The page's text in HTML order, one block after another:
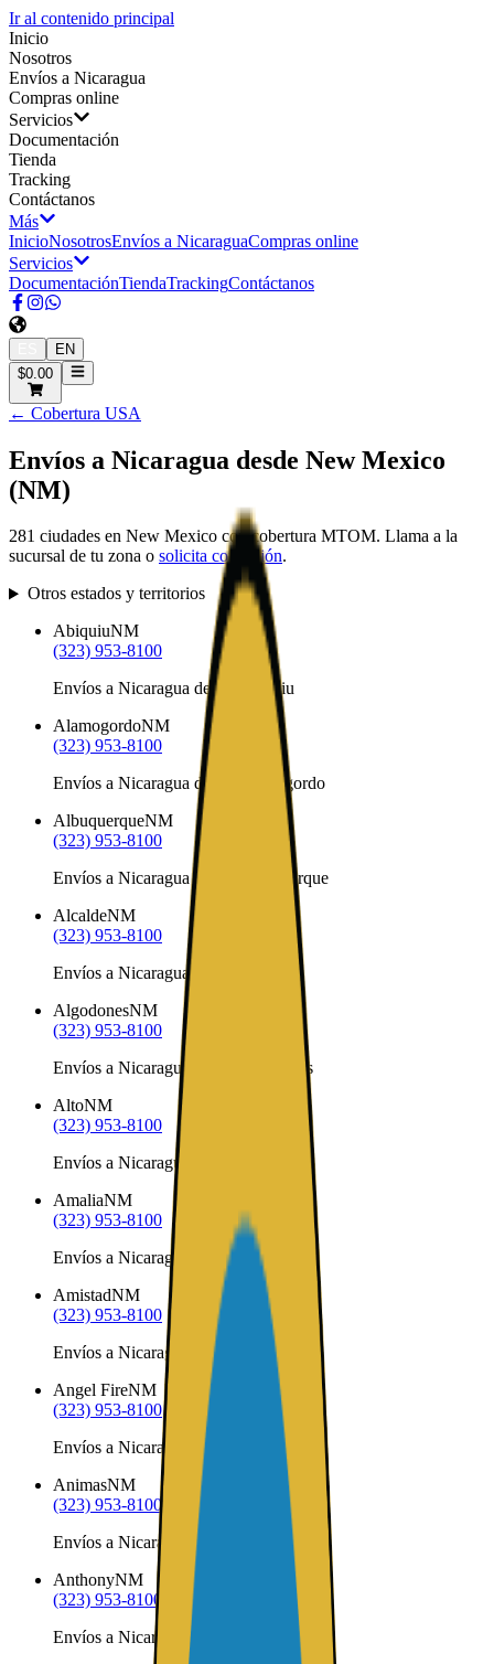
Ir al contenido principal
Inicio
Nosotros
Envíos a Nicaragua
Compras online
Servicios
Documentación
Tienda
Tracking
Contáctanos
Más
InicioNosotrosEnvíos a NicaraguaCompras online
Servicios
DocumentaciónTiendaTrackingContáctanos
EN
$0.00
← Cobertura USA
Envíos a Nicaragua desde New Mexico
(NM)
281 ciudades en New Mexico con cobertura MTOM. Llama a la
sucursal de tu zona o solicita cotización.
Otros estados y territorios
AbiquiuNM
(323) 953-8100
Envíos a Nicaragua desde Abiquiu
AlamogordoNM
(323) 953-8100
Envíos a Nicaragua desde Alamogordo
AlbuquerqueNM
(323) 953-8100
Envíos a Nicaragua desde Albuquerque
AlcaldeNM
(323) 953-8100
Envíos a Nicaragua desde Alcalde
AlgodonesNM
(323) 953-8100
Envíos a Nicaragua desde Algodones
AltoNM
(323) 953-8100
Envíos a Nicaragua desde Alto
AmaliaNM
(323) 953-8100
Envíos a Nicaragua desde Amalia
AmistadNM
(323) 953-8100
Envíos a Nicaragua desde Amistad
Angel FireNM
(323) 953-8100
Envíos a Nicaragua desde Angel Fire
AnimasNM
(323) 953-8100
Envíos a Nicaragua desde Animas
AnthonyNM
(323) 953-8100
Envíos a Nicaragua desde Anthony